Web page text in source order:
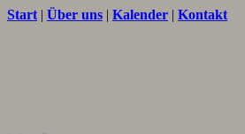
Start | Über uns | Kalender | Kontakt